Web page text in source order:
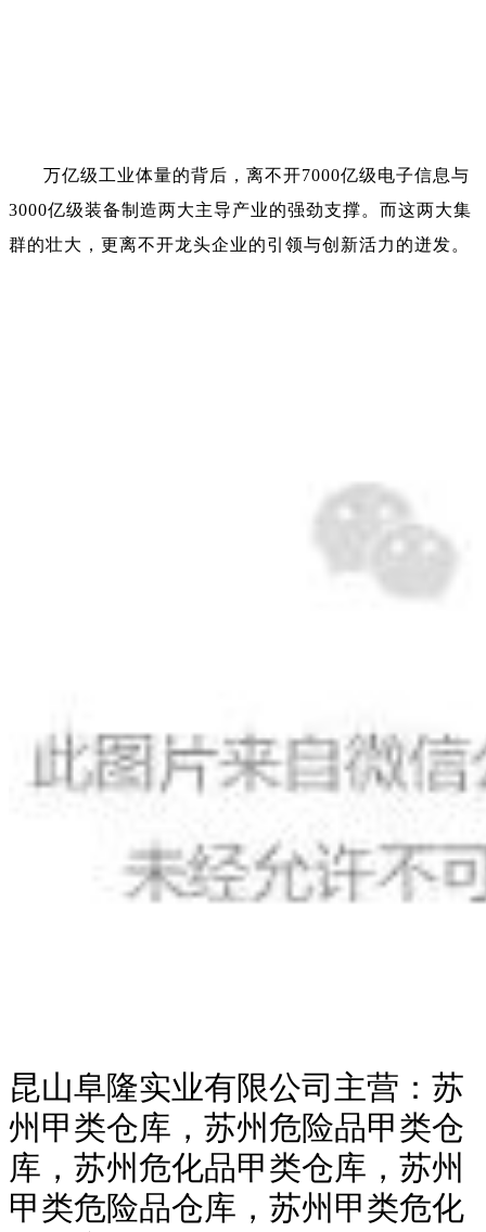
万亿级工业体量的背后，离不开7000亿级电子信息与
3000亿级装备制造两大主导产业的强劲支撑。而这两大集
群的壮大，更离不开龙头企业的引领与创新活力的迸发。
昆山阜隆实业有限公司主营：苏
州甲类仓库，苏州危险品甲类仓
库，苏州危化品甲类仓库，苏州
甲类危险品仓库，苏州甲类危化